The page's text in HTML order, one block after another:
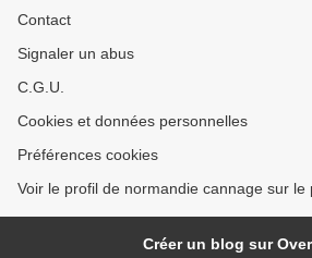
Contact
Signaler un abus
C.G.U.
Cookies et données personnelles
Préférences cookies
Voir le profil de normandie cannage sur le
Créer un blog sur